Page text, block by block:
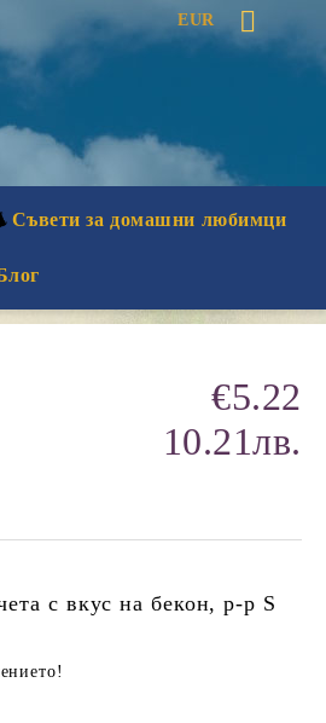
EUR
Съвети за домашни любимци
€5.22
10.21лв.
с вкус на бекон, р-р S